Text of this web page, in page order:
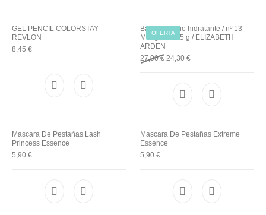
GEL PENCIL COLORSTAY
REVLON
8,45€
OFERTA
Barra de labio hidratante / nº 13
Marigold / 3,5 g / ELIZABETH
ARDEN
27,00€ 24,30 €
Mascara De Pestañas Lash
Princess Essence
5,90€
Mascara De Pestañas Extreme
Essence
5,90 €